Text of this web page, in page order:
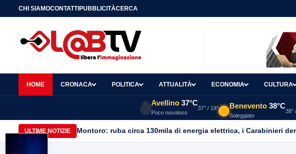
CHI SIAMOCONTATTIPUBBLICITÀCERCA
HOME CRONACA POLITICA ATTUALITÀ ECONOMIA CULTURA
Avellino 37°C
Poco nuvoloso
37° / 19° Benevento 38°C
Soleggiato
38°
ULTIME NOTIZIE Montoro: ruba circa 130mila di energia elettrica, i Carabinieri